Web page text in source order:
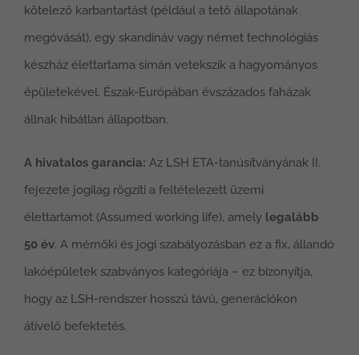
kötelező karbantartást (például a tető állapotának
megóvását), egy skandináv vagy német technológiás
készház élettartama simán vetekszik a hagyományos
épületekével. Észak-Európában évszázados faházak
állnak hibátlan állapotban.
A hivatalos garancia: Az LSH ETA-tanúsítványának II.
fejezete jogilag rögzíti a feltételezett üzemi
élettartamot (Assumed working life), amely legalább
50 év. A mérnöki és jogi szabályozásban ez a fix, állandó
lakóépületek szabványos kategóriája – ez bizonyítja,
hogy az LSH-rendszer hosszú távú, generációkon
átívelő befektetés.